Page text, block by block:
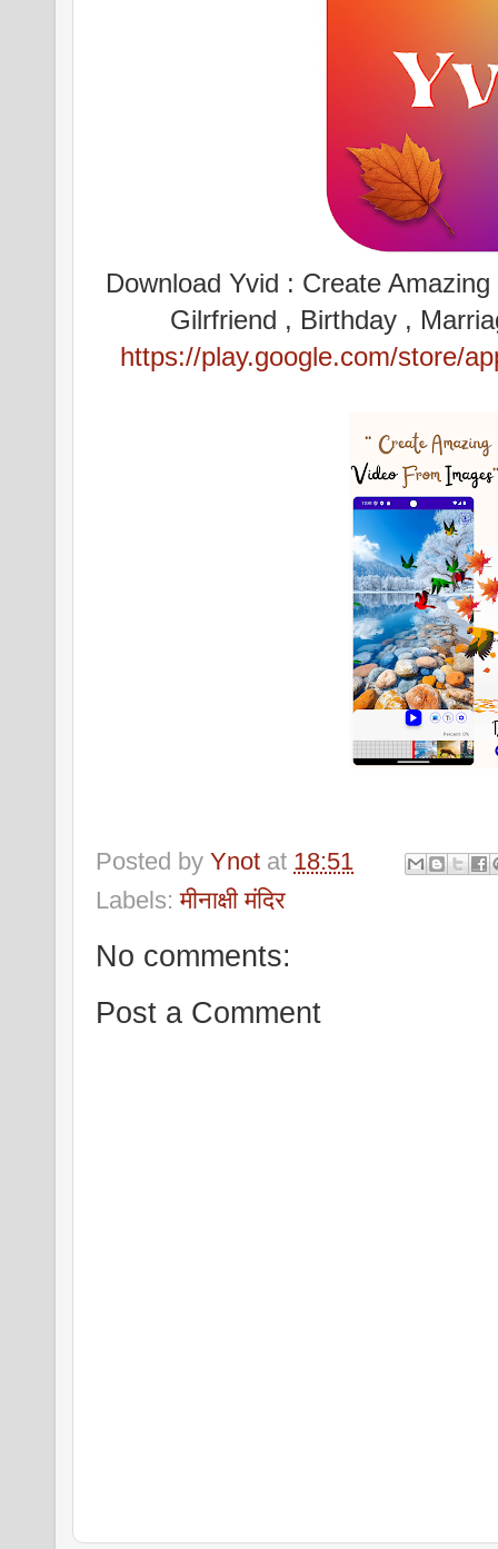
Download Yvid : Create
Gilrfriend , Birthday ,
https://play.google.com/store/
Posted by Ynot at 18:51
Labels:मीनाक्षी मंदिर
No comments:
Post a Comment